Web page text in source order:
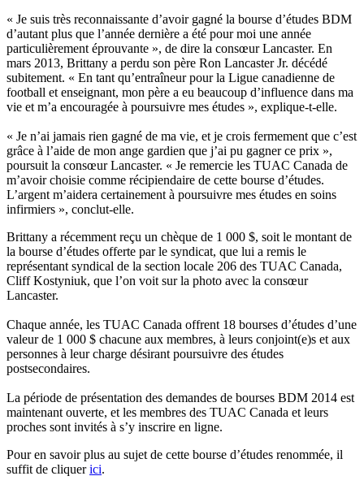
« Je suis très reconnaissante d’avoir gagné la bourse d’études BDM
d’autant plus que l’année dernière a été pour moi une année
particulièrement éprouvante », de dire la consœur Lancaster. En
mars 2013, Brittany a perdu son père Ron Lancaster Jr. décédé
subitement. « En tant qu’entraîneur pour la Ligue canadienne de
football et enseignant, mon père a eu beaucoup d’influence dans ma
vie et m’a encouragée à poursuivre mes études », explique-t-elle.
« Je n’ai jamais rien gagné de ma vie, et je crois fermement que c’est
grâce à l’aide de mon ange gardien que j’ai pu gagner ce prix »,
poursuit la consœur Lancaster. « Je remercie les TUAC Canada de
m’avoir choisie comme récipiendaire de cette bourse d’études.
L’argent m’aidera certainement à poursuivre mes études en soins
infirmiers », conclut-elle.
Brittany a récemment reçu un chèque de 1 000 $, soit le montant de
la bourse d’études offerte par le syndicat, que lui a remis le
représentant syndical de la section locale 206 des TUAC Canada,
Cliff Kostyniuk, que l’on voit sur la photo avec la consœur
Lancaster.
Chaque année, les TUAC Canada offrent 18 bourses d’études d’une
valeur de 1 000 $ chacune aux membres, à leurs conjoint(e)s et aux
personnes à leur charge désirant poursuivre des études
postsecondaires.
La période de présentation des demandes de bourses BDM 2014 est
maintenant ouverte, et les membres des TUAC Canada et leurs
proches sont invités à s’y inscrire en ligne.
Pour en savoir plus au sujet de cette bourse d’études renommée, il
suffit de cliquerici.